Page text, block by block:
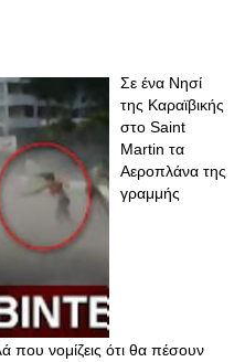
Σε ένα Νησί
της Καραϊβικής
στο Saint
Martin τα
Αεροπλάνα της
γραμμής
που νομίζεις ότι θα πέσουν